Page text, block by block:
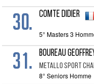
30. COMTE Didier
5° Masters 3
31. BOUREAU
METALLO SPORT
8° Seniors Homme